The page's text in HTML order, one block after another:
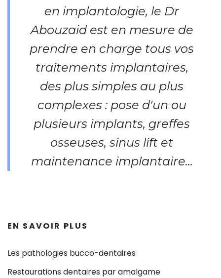
en implantologie, le Dr
Abouzaid est en mesure de
prendre en charge tous vos
traitements implantaires,
des plus simples au plus
complexes : pose d'un ou
plusieurs implants, greffes
osseuses, sinus lift et
maintenance implantaire...
EN SAVOIR PLUS
Les pathologies bucco-dentaires
Restaurations dentaires par amalgame